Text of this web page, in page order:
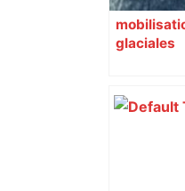
glaciales